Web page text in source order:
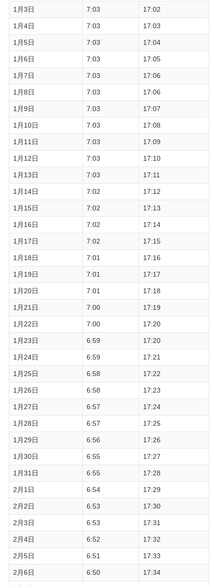
1月3日 7:03 17:02
1月4日 7:03 17:03
1月5日 7:03 17:04
1月6日 7:03 17:05
1月7日 7:03 17:06
1月8日 7:03 17:06
1月9日 7:03 17:07
1月10日 7:03 17:08
1月11日 7:03 17:09
1月12日 7:03 17:10
1月13日 7:03 17:11
1月14日 7:02 17:12
1月15日 7:02 17:13
1月16日 7:02 17:14
1月17日 7:02 17:15
1月18日 7:01 17:16
1月19日 7:01 17:17
1月20日 7:01 17:18
1月21日 7:00 17:19
1月22日 7:00 17:20
1月23日 6:59 17:20
1月24日 6:59 17:21
1月25日 6:58 17:22
1月26日 6:58 17:23
1月27日 6:57 17:24
1月28日 6:57 17:25
1月29日 6:56 17:26
1月30日 6:55 17:27
1月31日 6:55 17:28
2月1日 6:54 17:29
2月2日 6:53 17:30
2月3日 6:53 17:31
2月4日 6:52 17:32
2月5日 6:51 17:33
2月6日 6:50 17:34